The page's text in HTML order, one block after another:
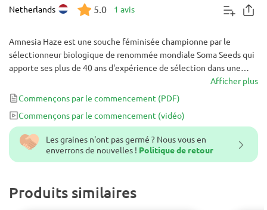
Netherlands 5.0 1 avis
Les graines n'ont pas germé ? Nous vous en
enverrons de nouvelles ! Politique de retour
Produits similaires
Amnesia Haze est une souche féminisée championne par le
sélectionneur biologique de renommée mondiale Soma Seeds qui
apporte ses plus de 40 ans d'expérience de sélection dans une
seule souche puissante. Vous aurez des niveaux élevés de THC, des
mélanges aromatiques et de saveurs exquis, et de grands
rendements affichés dans chaque plante issue de cette variété.
Afficher plus
Commençons par le commencement (PDF)
Commençons par le commencement (vidéo)